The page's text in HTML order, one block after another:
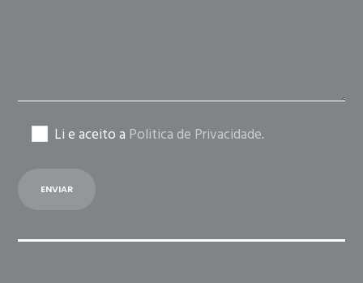
Li e aceito a Politica de Privacidade.